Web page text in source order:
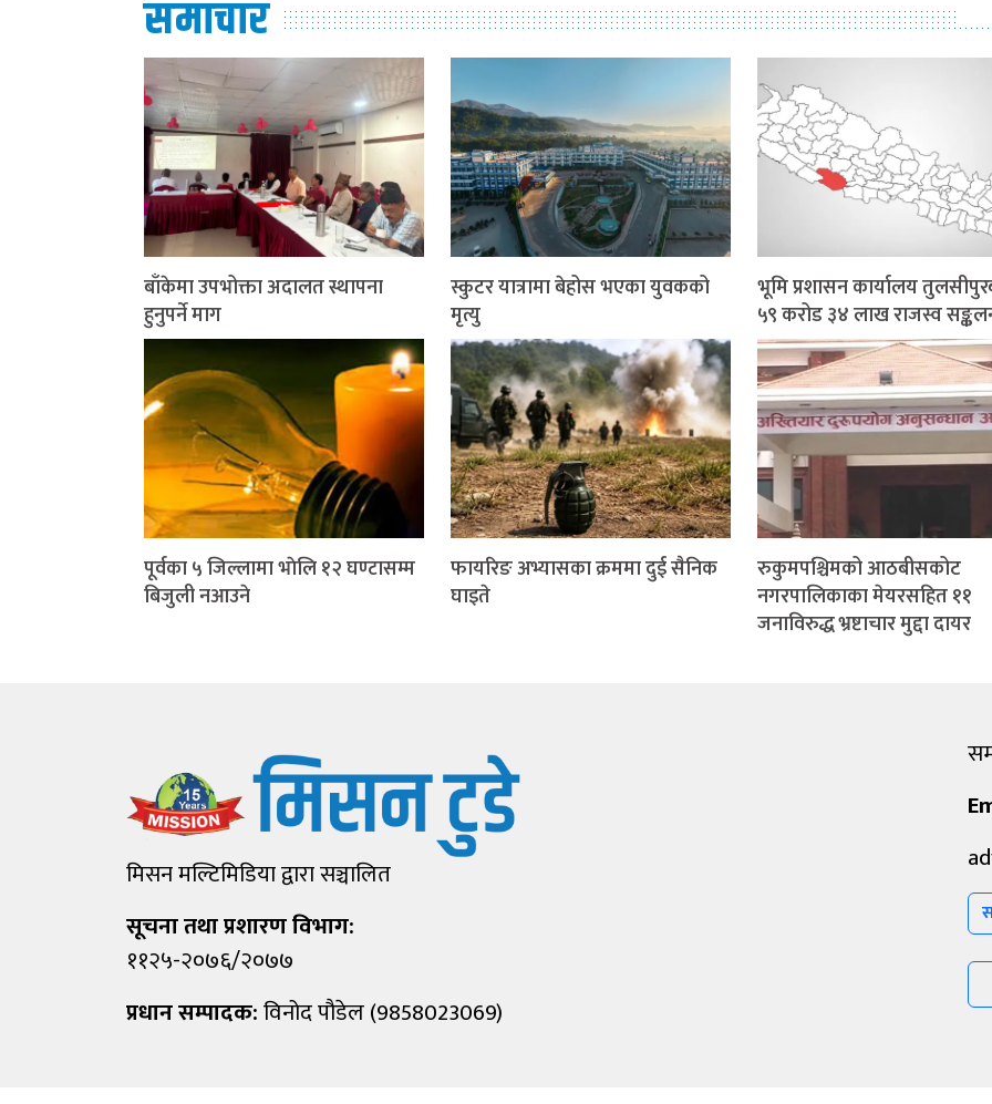
समाचार
बाँकेमा उपभोक्ता अदालत स्थापना
हुनुपर्ने माग
स्कुटर यात्रामा बेहोस भएका युवकको
मृत्यु
भूमि प्रशासन कार्यालय
५९ करोड ३४ लाख राजस्व
पूर्वका ५ जिल्लामा भाेलि १२ घण्टासम्म
बिजुली नआउने
फायरिङ अभ्यासका क्रममा दुई सैनिक
घाइते
रुकुमपश्चिमको आठबीसकोट
नगरपालिकाका मेयरसहित ११
जनाविरुद्ध भ्रष्टाचार मुद्दा दायर
मिसन मल्टिमिडिया द्वारा सञ्चालित
सूचना तथा प्रशारण विभाग:
११२५-२०७६/२०७७
प्रधान सम्पादक:विनोद पौडेल (9858023069)